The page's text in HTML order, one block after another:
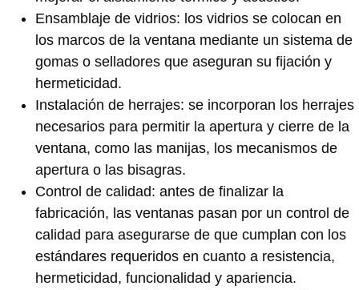
Ensamblaje de vidrios: los vidrios se colocan en
los marcos de la ventana mediante un sistema de
gomas o selladores que aseguran su fijación y
hermeticidad.
Instalación de herrajes: se incorporan los herrajes
necesarios para permitir la apertura y cierre de la
ventana, como las manijas, los mecanismos de
apertura o las bisagras.
Control de calidad: antes de finalizar la
fabricación, las ventanas pasan por un control de
calidad para asegurarse de que cumplan con los
estándares requeridos en cuanto a resistencia,
hermeticidad, funcionalidad y apariencia.